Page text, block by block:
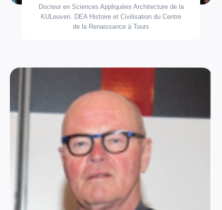
Docteur en Sciences Appliquées Architecture de la
KULeuven. DEA Histoire et Civilisation du Centre
de la Renaissance à Tours